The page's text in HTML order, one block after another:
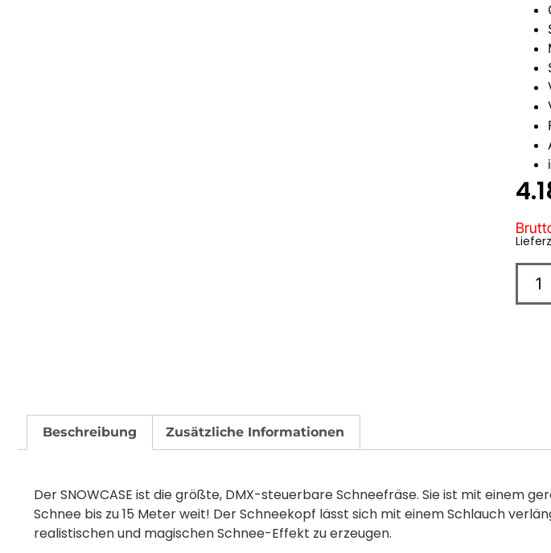
Beschreibung Zusätzliche Informationen
Der SNOWCASE ist die größte, DMX-steuerbare Schneefräse. Sie ist mit einem
Schnee bis zu 15 Meter weit! Der Schneekopf lässt sich mit einem Schlauch
realistischen und magischen Schnee-Effekt zu erzeugen.